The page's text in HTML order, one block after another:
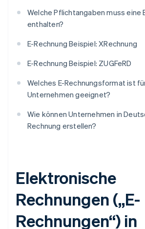
Welche Pflichtangaben muss eine
enthalten?
E-Rechnung Beispiel: XRechnung
E-Rechnung Beispiel: ZUGFeRD
Welches E-Rechnungsformat ist
Unternehmen geeignet?
Wie können Unternehmen in
Rechnung erstellen?
Elektronische
Rechnungen („E-
Rechnungen“) in